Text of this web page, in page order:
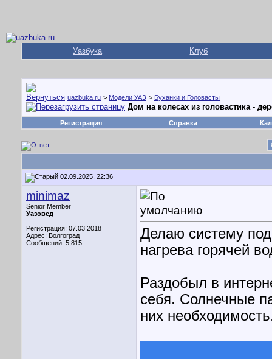
Уазбука Клуб
uazbuka.ru > Модели УАЗ > Буханки и Головасты
Дом на колесах из головастика -
Регистрация Справка
02.09.2025, 22:36
minimaz
Senior Member
Уазовед
Регистрация: 07.03.2018
Адрес: Волгоград
Сообщений: 5,815
Делаю систему
нагрева горячей
Раздобыл в
себя. Солнечные
них